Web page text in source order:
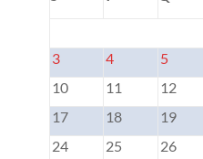
3
4 5
10
11 12
17
18 19
24
25 26